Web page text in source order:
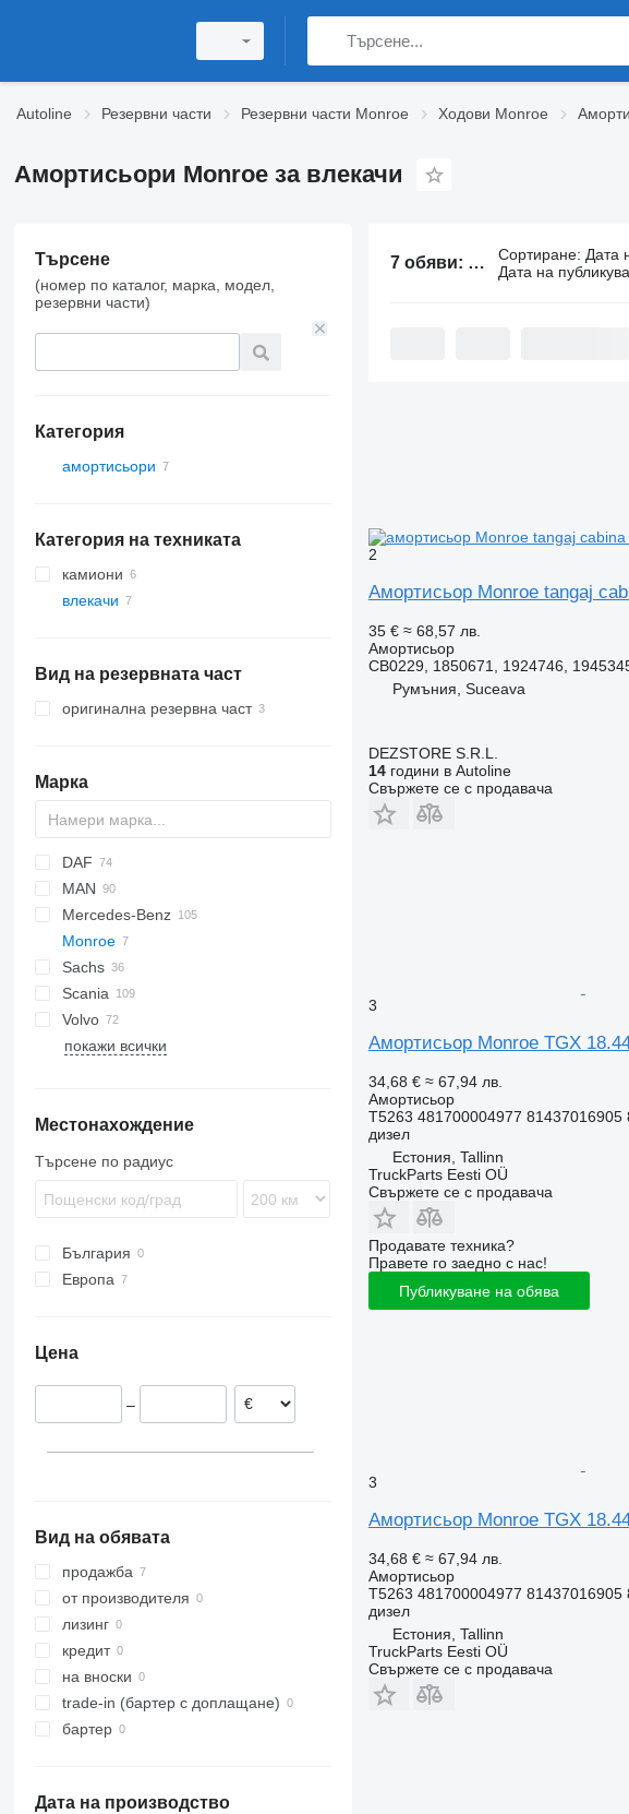
Autoline Резервни части Резервни части Monroe Ходови Monroe
Амортисьори Monroe за влекачи
Търсене
(номер по каталог, марка, модел,
резервни части)
Категория
амортисьори
Категория на техниката
камиони
влекачи
Вид на резервната част
оригинална резервна част
Марка
Q-series
DAF
CF
LF
XF
F-MAX
EuroCargo
Stralis
Trakker
MAN
TGA
TGL
TGM
TGS
TGX
Mercedes-Benz
Actros
Antos
Arocs
Atego
Axor
Monroe
Magnum
Sachs
Scania
G-series
P-series
Volvo
FH
FMX
покажи всички
Местонахождение
Търсене по радиус
България
Европа
Нидерландия
Цена
–
Вид на обявата
продажба
от производителя
лизинг
кредит
на вноски
trade-in (бартер с доплащане)
бартер
Дата на производство
7 обяви:
Амортисьори
Сортиране: Дата
Дата на
2
Амортисьор Monroe tangaj
35 € ≈ 68,57 лв.
Амортисьор
CB0229, 1850671, 1924746,
Румъния, Suceava
DEZSTORE S.R.L.
14години в Autoline
Свържете се с продавача
3
Амортисьор Monroe TGX
34,68 € ≈ 67,94 лв.
Амортисьор
T5263 481700004977 81437016905
дизел
Естония, Tallinn
TruckParts Eesti OÜ
Свържете се с продавача
Продавате техника?
Правете го заедно с нас!
Публикуване на обява
3
Амортисьор Monroe TGX
34,68 € ≈ 67,94 лв.
Амортисьор
T5263 481700004977 81437016905
дизел
Естония, Tallinn
TruckParts Eesti OÜ
Свържете се с продавача